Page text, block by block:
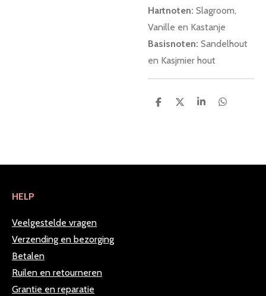
Hartnoten: Slagroom,
Vanille en Kastanje
Basisnoten: Sandelhout
en Kasjmier hout
D
D
S
D
HELP
Veelgestelde vragen
Verzending en bezorging
Betalen
Ruilen en retourneren
Grantie en reparatie